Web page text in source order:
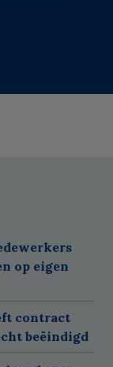
op eigen
contract
beëindigd